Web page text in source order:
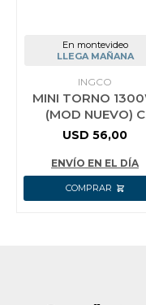
En montevideo
LLEGA MAÑANA
INGCO
MINI TORNO
(MOD NUEVO) C
ACCESORIOS
USD 56,00
ENVÍO EN EL DÍA